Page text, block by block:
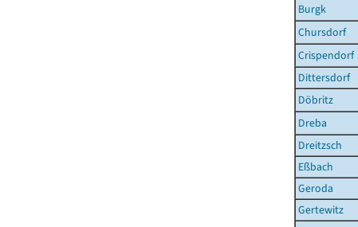
Burgk
Chursdorf
Crispendorf
Dittersdorf
Döbritz
Dreba
Dreitzsch
Eßbach
Geroda
Gertewitz